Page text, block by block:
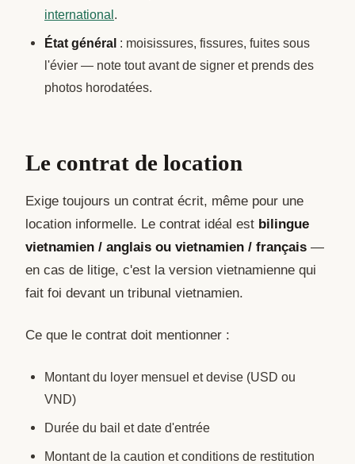
international.
État général : moisissures, fissures, fuites sous
l'évier — note tout avant de signer et prends des
photos horodatées.
Le contrat de location
Exige toujours un contrat écrit, même pour une
location informelle. Le contrat idéal est bilingue
vietnamien / anglais ou vietnamien / français —
en cas de litige, c'est la version vietnamienne qui
fait foi devant un tribunal vietnamien.
Ce que le contrat doit mentionner :
Montant du loyer mensuel et devise (USD ou
VND)
Durée du bail et date d'entrée
Montant de la caution et conditions de restitution